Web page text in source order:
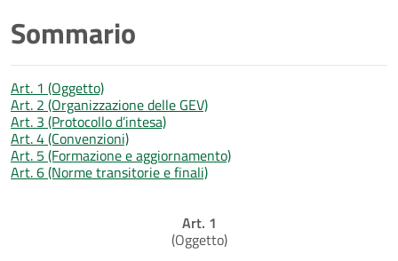
Sommario
Art. 1 (Oggetto)
Art. 2 (Organizzazione delle GEV)
Art. 3 (Protocollo d’intesa)
Art. 4 (Convenzioni)
Art. 5 (Formazione e aggiornamento)
Art. 6 (Norme transitorie e finali)
Art. 1
(Oggetto)